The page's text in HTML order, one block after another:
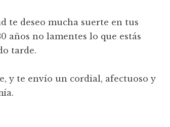
te deseo mucha suerte en tus
años no lamentes lo que estás
tarde.
y te envío un cordial, afectuoso y